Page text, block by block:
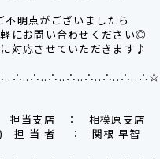
不明点がございましたら
にお問い合わせください◎
対応させていただきます♪
当支店 ： 相模原支店
担 当 者 ： 関根 早智